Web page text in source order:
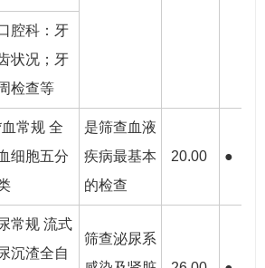
腔科：牙
状况；牙
检查等
常规 全
细胞五分
是筛查血液
疾病最基本
的检查
20.00 ●
常规 流式
沉渣全自
筛查泌尿系